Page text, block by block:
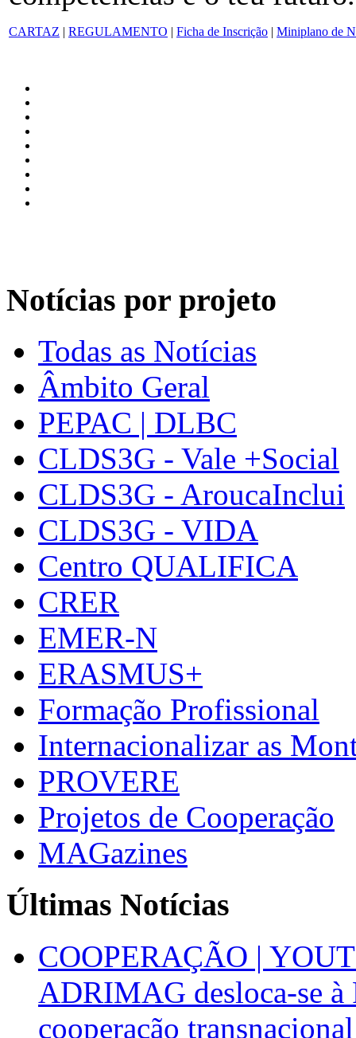
CARTAZ | REGULAMENTO | Ficha de Inscrição | Miniplano de
Notícias por projeto
Todas as Notícias
Âmbito Geral
PEPAC | DLBC
CLDS3G - Vale +Social
CLDS3G - AroucaInclui
CLDS3G - VIDA
Centro QUALIFICA
CRER
EMER-N
ERASMUS+
Formação Profissional
Internacionalizar as
PROVERE
Projetos de Cooperação
MAGazines
Últimas Notícias
COOPERAÇÃO |
ADRIMAG desloca-se
cooperação transnacional